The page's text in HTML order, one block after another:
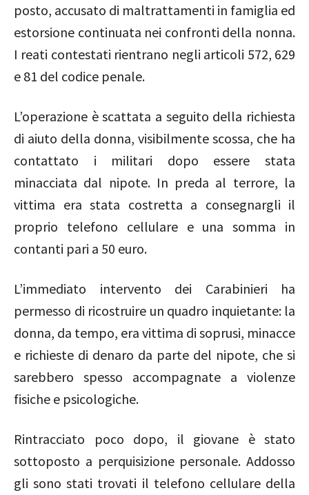
posto, accusato di maltrattamenti in famiglia ed
estorsione continuata nei confronti della nonna.
I reati contestati rientrano negli articoli 572, 629
e 81 del codice penale.
L’operazione è scattata a seguito della richiesta
di aiuto della donna, visibilmente scossa, che ha
contattato i militari dopo essere stata
minacciata dal nipote. In preda al terrore, la
vittima era stata costretta a consegnargli il
proprio telefono cellulare e una somma in
contanti pari a 50 euro.
L’immediato intervento dei Carabinieri ha
permesso di ricostruire un quadro inquietante: la
donna, da tempo, era vittima di soprusi, minacce
e richieste di denaro da parte del nipote, che si
sarebbero spesso accompagnate a violenze
fisiche e psicologiche.
Rintracciato poco dopo, il giovane è stato
sottoposto a perquisizione personale. Addosso
gli sono stati trovati il telefono cellulare della